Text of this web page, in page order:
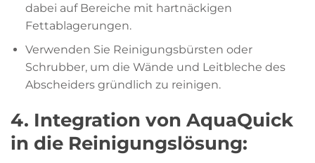
dabei auf Bereiche mit hartnäckigen
Fettablagerungen.
Verwenden Sie Reinigungsbürsten oder
Schrubber, um die Wände und Leitbleche des
Abscheiders gründlich zu reinigen.
4. Integration von AquaQuick
in die Reinigungslösung: